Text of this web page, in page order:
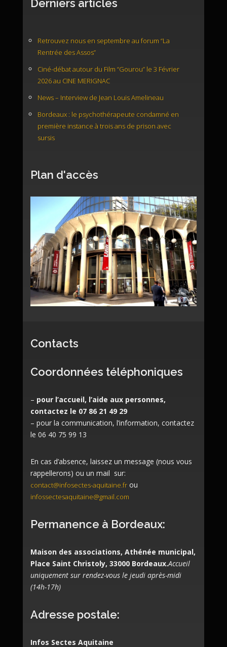
Derniers articles
Retrouvez nous en septembre au forum “La
Rentrée des Assos”
Ciné-débat autour du Film “Gourou” le 3 Février
2026 au CINE MERIGNAC
News – Interview de Jean Louis Amelineau
Bordeaux : le psychothérapeute condamné en
première instance à trois ans de prison avec
sursis
Plan d'accès
Contacts
Coordonnées téléphoniques
– pour l’accueil, l’aide aux personnes,
contactez le 07 86 21 49 29
– pour la communication, l’information, contactez
le 06 40 75 99 13
En cas d’absence, laissez un message (nous vous
rappellerons) ou un mail sur:
contact@infosectes-aquitaine.frou
infossectesaquitaine@gmail.com
Permanence à Bordeaux:
Maison des associations, Athénée municipal,
Place Saint Christoly, 33000 Bordeaux.Accueil
uniquement sur rendez-vous le jeudi après-midi
(14h-17h)
Adresse postale:
Infos Sectes Aquitaine